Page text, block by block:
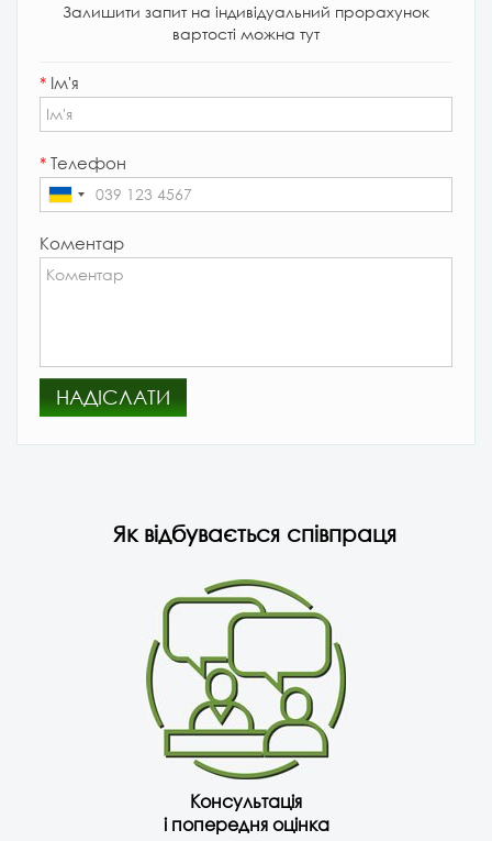
Залишити запит на індивідуальний прорахунок
вартості можна тут
* Ім'я
* Телефон
Коментар
НАДІСЛАТИ
Як відбувається співпраця
Консультація
і попередня оцінка